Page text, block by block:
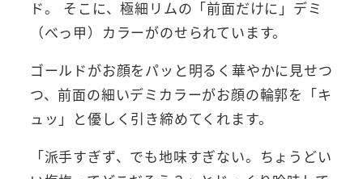
ド。 そこに、極細リムの「前面だけに」デミ
（べっ甲）カラーがのせられています。
ゴールドがお顔をパッと明るく華やかに見せつ
つ、前面の細いデミカラーがお顔の輪郭を「キ
ュッ」と優しく引き締めてくれます。
「派手すぎず、でも地味すぎない。ちょうどい